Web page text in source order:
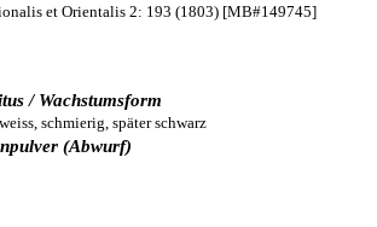
et Orientalis 2: 193 (1803) [MB#149745]
/ Wachstumsform
schmierig, später schwarz
(Abwurf)